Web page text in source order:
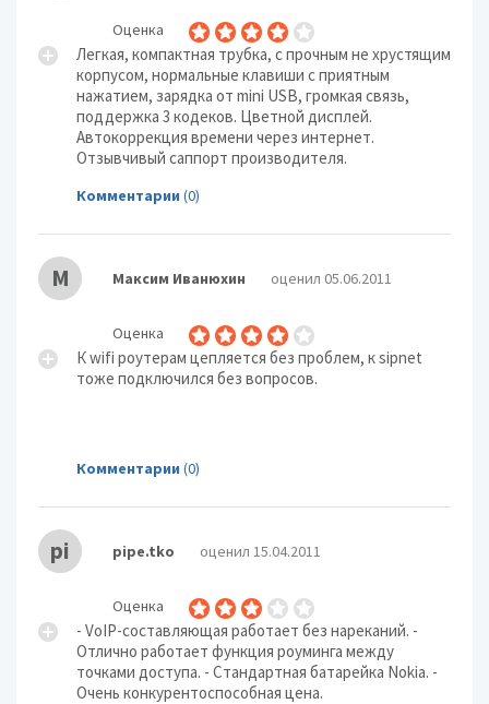
Оценка
Легкая, компактная трубка, с прочным не хрустящим
корпусом, нормальные клавиши с приятным
нажатием, зарядка от mini USB, громкая связь,
поддержка 3 кодеков. Цветной дисплей.
Автокоррекция времени через интернет.
Отзывчивый саппорт производителя.
Комментарии (0)
М Максим Иванюхин оценил 05.06.2011
Оценка
К wifi роутерам цепляется без проблем, к sipnet
тоже подключился без вопросов.
Комментарии (0)
pi pipe.tko оценил 15.04.2011
Оценка
- VoIP-составляющая работает без нареканий. -
Отлично работает функция роуминга между
точками доступа. - Стандартная батарейка Nokia. -
Очень конкурентоспособная цена.